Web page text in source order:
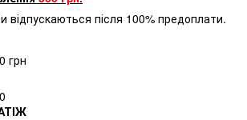
відпускаються після 100% предоплати.
грн